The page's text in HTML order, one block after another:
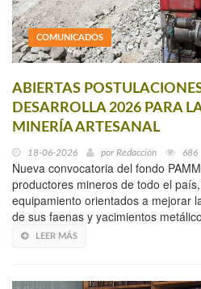
COMUNICADOS
ABIERTAS
DESARROLLA 2026 PARA
MINERÍA ARTESANAL
18-06-2026 por Redacción 686
Nueva convocatoria del fondo
productores mineros de todo el
equipamiento orientados a mejorar
de sus faenas y yacimientos
LEER MÁS